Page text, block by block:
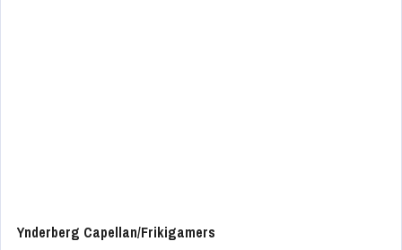
Ynderberg Capellan/Frikigamers